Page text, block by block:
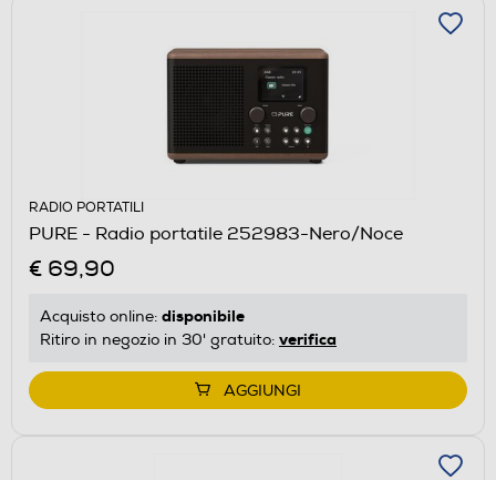
RADIO PORTATILI
PURE - Radio portatile 252983-Nero/Noce
€ 69,90
Acquisto online: disponibile
Ritiro in negozio in 30' gratuito: verifica
AGGIUNGI